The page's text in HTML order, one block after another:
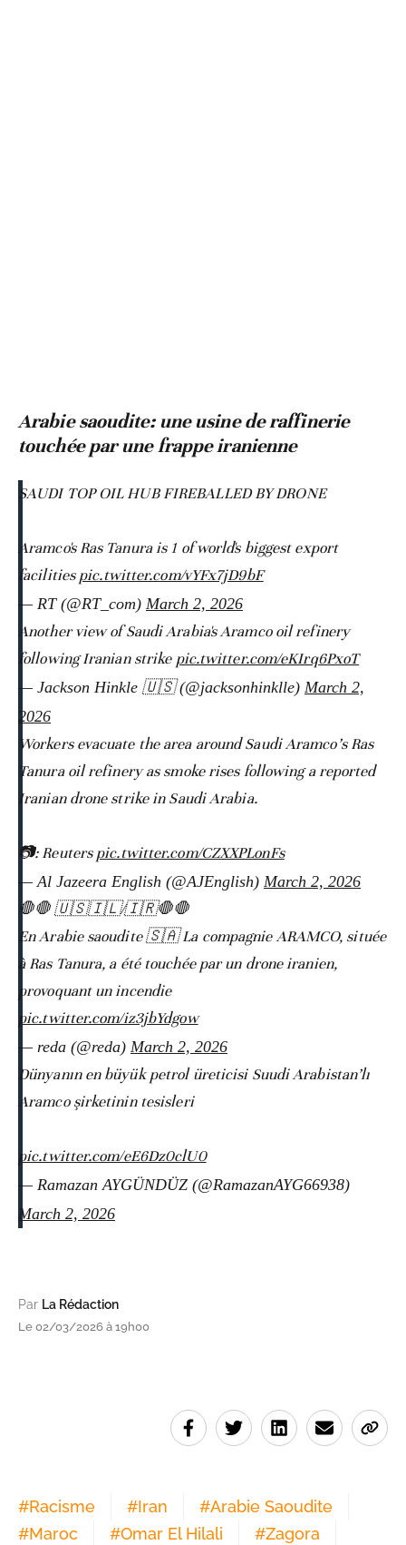
Arabie saoudite: une usine de raffinerie
touchée par une frappe iranienne
SAUDI TOP OIL HUB FIREBALLED BY DRONE
Aramco's Ras Tanura is 1 of world's biggest export
facilitiespic.twitter.com/vYFx7jD9bF
— RT (@RT_com) March 2, 2026
Another view of Saudi Arabia's Aramco oil refinery
following Iranian strike pic.twitter.com/eKIrq6PxoT
— Jackson Hinkle 🇺🇸 (@jacksonhinklle) March 2,
2026
Workers evacuate the area around Saudi Aramco’s Ras
Tanura oil refinery as smoke rises following a reported
Iranian drone strike in Saudi Arabia.
📷: Reuterspic.twitter.com/CZXXPLonFs
— Al Jazeera English (@AJEnglish) March 2, 2026
🛑🛑 🇺🇸🇮🇱/🇮🇷🛑🛑
En Arabie saoudite 🇸🇦 La compagnie ARAMCO, située
à Ras Tanura, a été touchée par un drone iranien,
provoquant un incendie
pic.twitter.com/iz3jbYdgow
— reda (@reda) March 2, 2026
Dünyanın en büyük petrol üreticisi Suudi Arabistan’lı
Aramco şirketinin tesisleri
pic.twitter.com/eE6Dz0clU0
— Ramazan AYGÜNDÜZ (@RamazanAYG66938)
March 2, 2026
Par La Rédaction
Le 02/03/2026 à 19h00
#Racisme #Iran #Arabie Saoudite
#Maroc #Omar El Hilali #Zagora